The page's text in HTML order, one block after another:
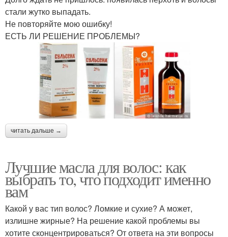
стали жутко выпадать.
Не повторяйте мою ошибку!
ЕСТЬ ЛИ РЕШЕНИЕ ПРОБЛЕМЫ?
читать дальше →
Лучшие масла для волос: как
выбрать то, что подходит именно
вам
Какой у вас тип волос? Ломкие и сухие? А может,
излишне жирные? На решение какой проблемы вы
хотите сконцентрироваться? От ответа на эти вопросы